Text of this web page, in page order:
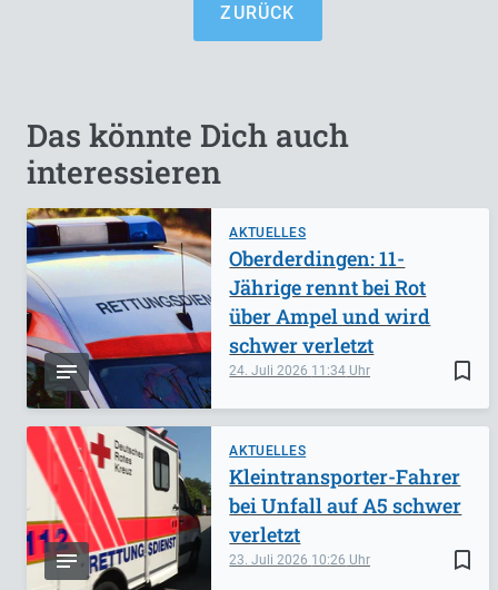
ZURÜCK
Das könnte Dich auch
interessieren
AKTUELLES
bookmark_border
24. Juli 2026 11:34
Oberderdingen: 11-
Jährige rennt bei Rot
über Ampel und wird
schwer verletzt
AKTUELLES
bookmark_border
23. Juli 2026 10:26
Kleintransporter-Fahrer
bei Unfall auf A5 schwer
verletzt